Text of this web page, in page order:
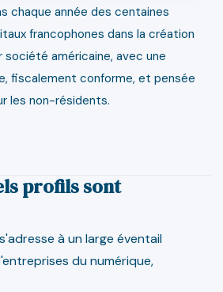
chaque année des centaines
francophones dans la création
américaine, avec une
fiscalement conforme, et pensée
les non-résidents.
profils sont
à un large éventail
du numérique,